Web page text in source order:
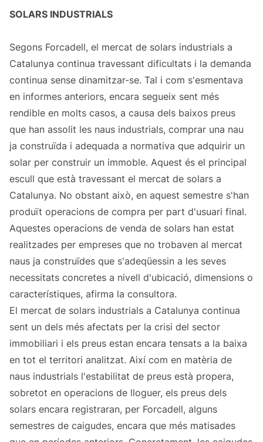
SOLARS INDUSTRIALS
Segons Forcadell, el mercat de solars industrials a
Catalunya continua travessant dificultats i la demanda
continua sense dinamitzar-se. Tal i com s'esmentava
en informes anteriors, encara segueix sent més
rendible en molts casos, a causa dels baixos preus
que han assolit les naus industrials, comprar una nau
ja construïda i adequada a normativa que adquirir un
solar per construir un immoble. Aquest és el principal
escull que està travessant el mercat de solars a
Catalunya. No obstant això, en aquest semestre s'han
produït operacions de compra per part d'usuari final.
Aquestes operacions de venda de solars han estat
realitzades per empreses que no trobaven al mercat
naus ja construïdes que s'adeqüessin a les seves
necessitats concretes a nivell d'ubicació, dimensions o
característiques, afirma la consultora.
El mercat de solars industrials a Catalunya continua
sent un dels més afectats per la crisi del sector
immobiliari i els preus estan encara tensats a la baixa
en tot el territori analitzat. Així com en matèria de
naus industrials l'estabilitat de preus està propera,
sobretot en operacions de lloguer, els preus dels
solars encara registraran, per Forcadell, alguns
semestres de caigudes, encara que més matisades